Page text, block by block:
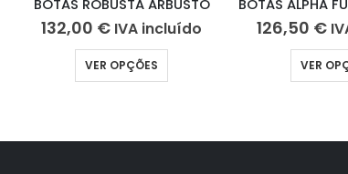
BOTAS ROBUSTA ARBUSTO
132,00 € IVA incluído
VER OPÇÕES
126,50 €
VER